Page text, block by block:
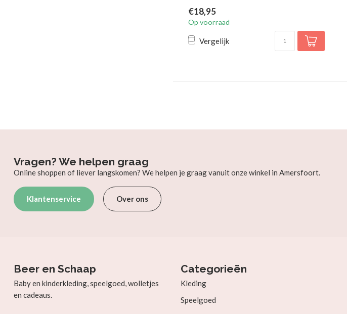
€18,95
Op voorraad
Vergelijk
Vragen? We helpen graag
Online shoppen of liever langskomen? We helpen je graag vanuit onze winkel in Amersfoort.
Klantenservice Over ons
Beer en Schaap
Baby en kinderkleding, speelgoed, wolletjes
en cadeaus.
Categorieën
Kleding
Speelgoed